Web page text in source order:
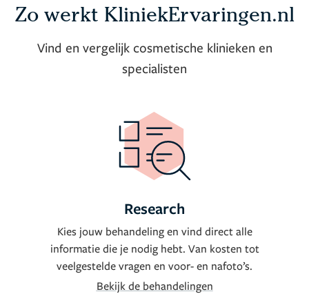
Zo werkt KliniekErvaringen.nl
Vind en vergelijk cosmetische klinieken en
specialisten
Research
Kies jouw behandeling en vind direct alle
informatie die je nodig hebt. Van kosten tot
veelgestelde vragen en voor- en nafoto’s.
Bekijk de behandelingen